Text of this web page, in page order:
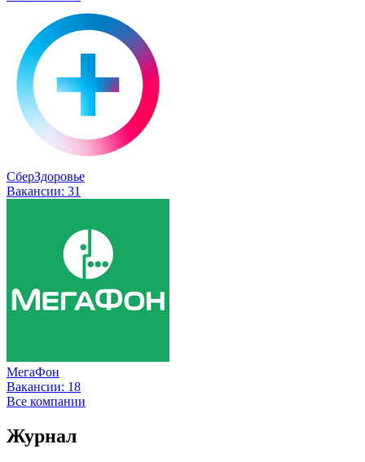
СберЗдоровье
Вакансии: 31
МегаФон
Вакансии: 18
Все компании
Журнал